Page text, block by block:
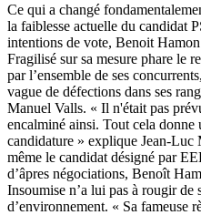
Ce qui a changé
la faiblesse actuelle du candidat
intentions de vote, Benoit
Fragilisé sur sa mesure phare le
par l’ensemble de ses
vague de défections dans ses
Manuel Valls. « Il n'était pas
encalminé ainsi. Tout cela
candidature » explique Jean-
même le candidat désigné par
d’âpres négociations, Benoît
Insoumise n’a lui pas à rougir de
d’environnement. « Sa fameuse